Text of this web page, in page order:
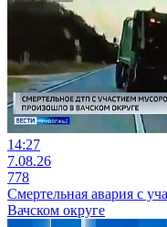
14:27
7.08.26
778
Смертельная авария с
Вачском округе